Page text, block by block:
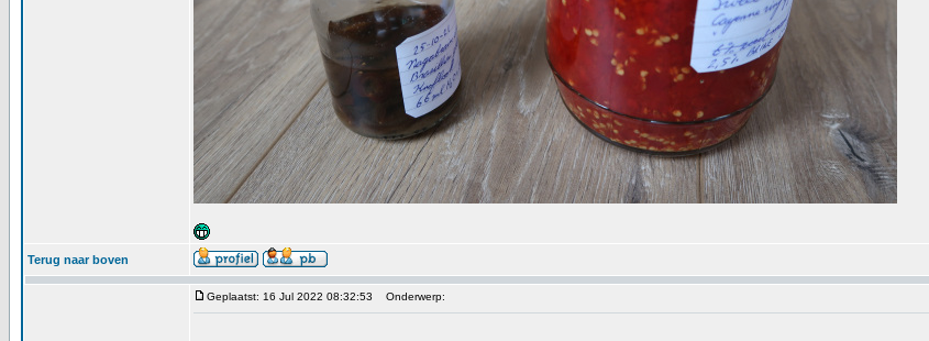
Terug naar boven
Geplaatst: 16 Jul 2022 08:32:53 Onderwerp: